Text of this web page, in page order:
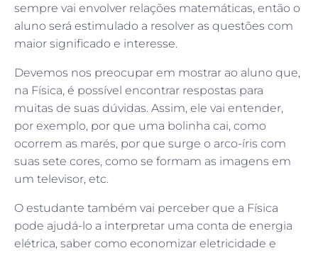
sempre vai envolver relações matemáticas, então o
aluno será estimulado a resolver as questões com
maior significado e interesse.
Devemos nos preocupar em mostrar ao aluno que,
na Física, é possível encontrar respostas para
muitas de suas dúvidas. Assim, ele vai entender,
por exemplo, por que uma bolinha cai, como
ocorrem as marés, por que surge o arco-íris com
suas sete cores, como se formam as imagens em
um televisor, etc.
O estudante também vai perceber que a Física
pode ajudá-lo a interpretar uma conta de energia
elétrica, saber como economizar eletricidade e